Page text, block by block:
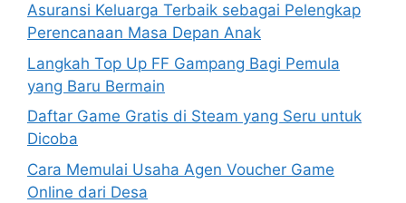
Asuransi Keluarga Terbaik sebagai Pelengkap
Perencanaan Masa Depan Anak
Langkah Top Up FF Gampang Bagi Pemula
yang Baru Bermain
Daftar Game Gratis di Steam yang Seru untuk
Dicoba
Cara Memulai Usaha Agen Voucher Game
Online dari Desa